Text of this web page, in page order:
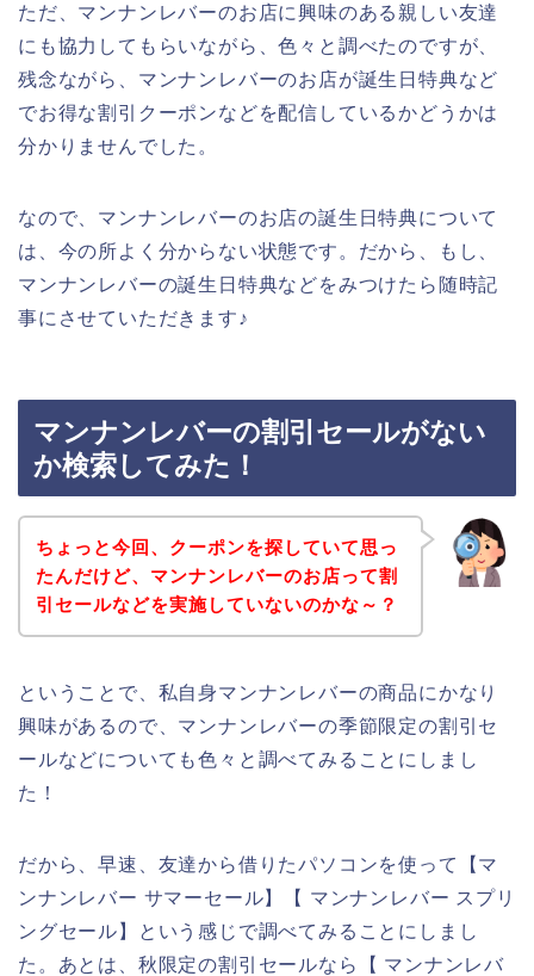
ただ、マンナンレバーのお店に興味のある親しい友達
にも協力してもらいながら、色々と調べたのですが、
残念ながら、マンナンレバーのお店が誕生日特典など
でお得な割引クーポンなどを配信しているかどうかは
分かりませんでした。
なので、マンナンレバーのお店の誕生日特典について
は、今の所よく分からない状態です。だから、もし、
マンナンレバーの誕生日特典などをみつけたら随時記
事にさせていただきます♪
マンナンレバーの割引セールがない
か検索してみた！
ちょっと今回、クーポンを探していて思っ
たんだけど、マンナンレバーのお店って割
引セールなどを実施していないのかな～？
ということで、私自身マンナンレバーの商品にかなり
興味があるので、マンナンレバーの季節限定の割引セ
ールなどについても色々と調べてみることにしまし
た！
だから、早速、友達から借りたパソコンを使って【マ
ンナンレバー サマーセール】【 マンナンレバー スプリ
ングセール】という感じで調べてみることにしまし
た。あとは、秋限定の割引セールなら【 マンナンレバ